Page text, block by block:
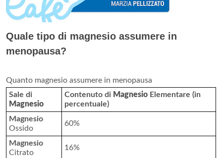
Quale tipo di magnesio assumere in
menopausa?
Quanto magnesio assumere in menopausa
Sale di
Magnesio
Contenuto di Magnesio Elementare (in
percentuale)
Magnesio
Ossido
60%
Magnesio
Citrato
16%